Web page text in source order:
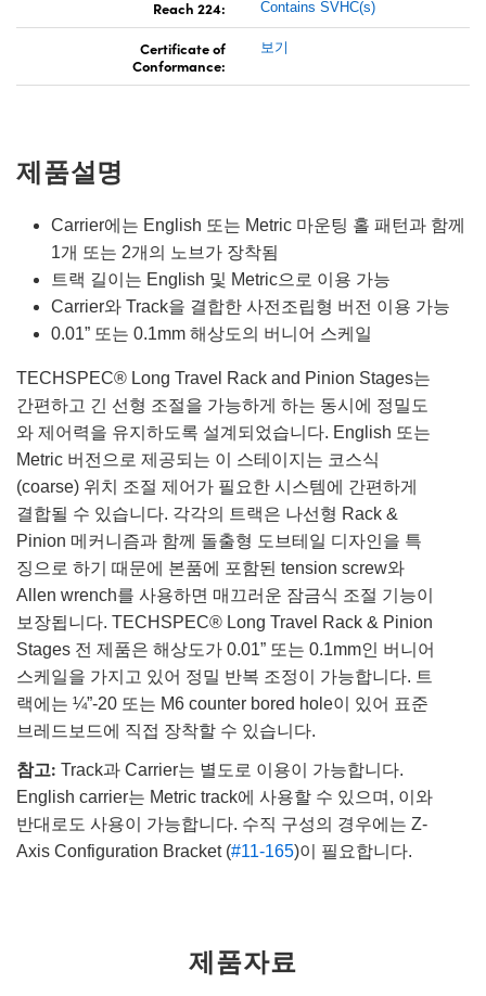
Reach 224: Contains SVHC(s)
Certificate of
Conformance:
보기
제품설명
Carrier에는 English 또는 Metric 마운팅 홀 패턴과 함께
1개 또는 2개의 노브가 장착됨
트랙 길이는 English 및 Metric으로 이용 가능
Carrier와 Track을 결합한 사전조립형 버전 이용 가능
0.01” 또는 0.1mm 해상도의 버니어 스케일
TECHSPEC® Long Travel Rack and Pinion Stages는
간편하고 긴 선형 조절을 가능하게 하는 동시에 정밀도
와 제어력을 유지하도록 설계되었습니다. English 또는
Metric 버전으로 제공되는 이 스테이지는 코스식
(coarse) 위치 조절 제어가 필요한 시스템에 간편하게
결합될 수 있습니다. 각각의 트랙은 나선형 Rack &
Pinion 메커니즘과 함께 돌출형 도브테일 디자인을 특
징으로 하기 때문에 본품에 포함된 tension screw와
Allen wrench를 사용하면 매끄러운 잠금식 조절 기능이
보장됩니다. TECHSPEC® Long Travel Rack & Pinion
Stages 전 제품은 해상도가 0.01” 또는 0.1mm인 버니어
스케일을 가지고 있어 정밀 반복 조정이 가능합니다. 트
랙에는 ¼”-20 또는 M6 counter bored hole이 있어 표준
브레드보드에 직접 장착할 수 있습니다.
참고: Track과 Carrier는 별도로 이용이 가능합니다.
English carrier는 Metric track에 사용할 수 있으며, 이와
반대로도 사용이 가능합니다. 수직 구성의 경우에는 Z-
Axis Configuration Bracket (#11-165)이 필요합니다.
제품자료